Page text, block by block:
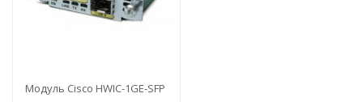
Модуль Cisco HWIC-1GE-SFP